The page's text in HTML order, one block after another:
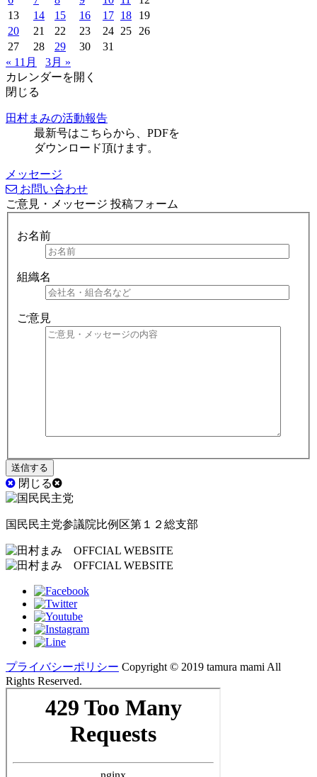
13
14 15 16 17 18
19
20
21 22 23 24 25
26
27
28 29 30
31
« 11月
3月 »
カレンダーを開く
閉じる
田村まみの活動報告
最新号はこちらから、PDFを
ダウンロード頂けます。
メッセージ
お問い合わせ
ご意見・メッセージ 投稿フォーム
お名前
組織名
ご意見
閉じる
国民民主党参議院比例区第１２総支部
プライバシーポリシー Copyright ©︎ 2019 tamura mami All
Rights Reserved.